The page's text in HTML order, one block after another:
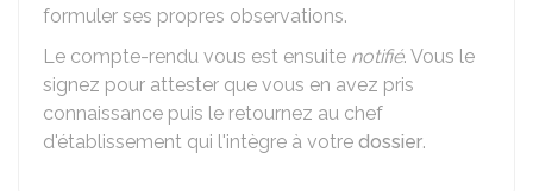
formuler ses propres observations.
Le compte-rendu vous est ensuite notifié. Vous le
signez pour attester que vous en avez pris
connaissance puis le retournez au chef
d'établissement qui l'intègre à votre dossier.